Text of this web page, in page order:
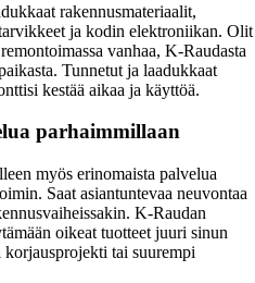
rakennusmateriaalit,
ja kodin elektroniikan. Olit
vanhaa, K-Raudasta
Tunnetut ja laadukkaat
kestää aikaa ja käyttöä.
parhaimmillaan
myös erinomaista palvelua
Saat asiantuntevaa neuvontaa
K-Raudan
oikeat tuotteet juuri sinun
tai suurempi